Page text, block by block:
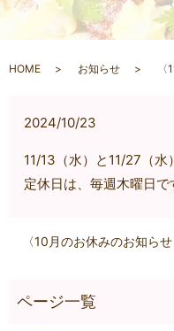
HOME お知らせ
2024/10/23
11/13（水）と11/27（水
定休日は、毎週木曜日で
〈10月のお休みのお知らせ